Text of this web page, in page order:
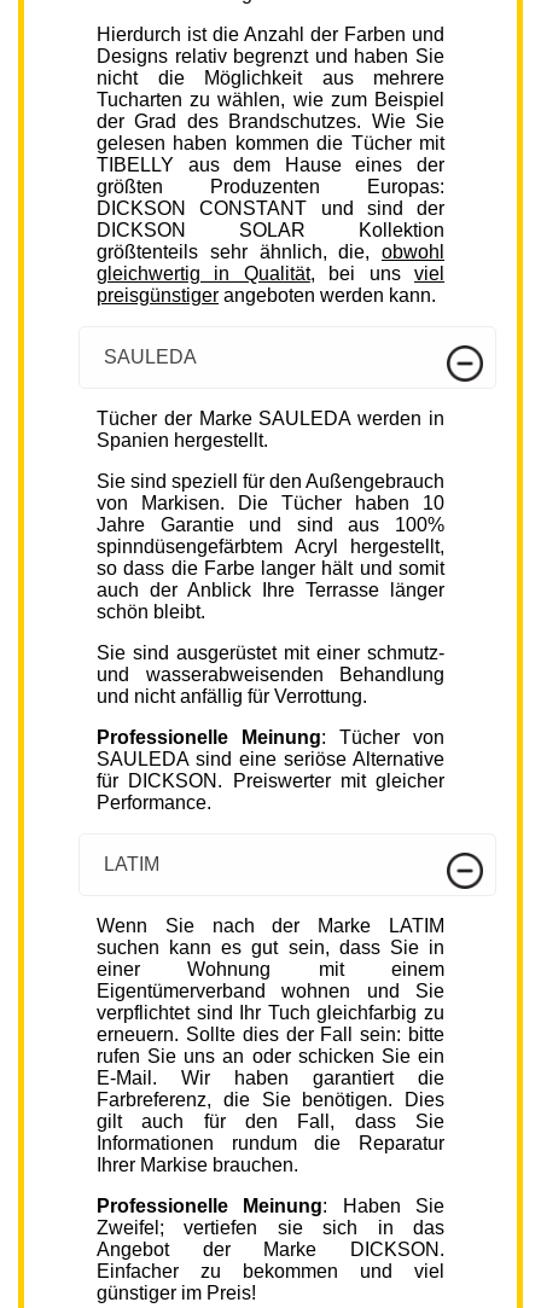
Hierdurch ist die Anzahl der Farben und
Designs relativ begrenzt und haben Sie
nicht die Möglichkeit aus mehrere
Tucharten zu wählen, wie zum Beispiel
der Grad des Brandschutzes. Wie Sie
gelesen haben kommen die Tücher mit
TIBELLY aus dem Hause eines der
größten Produzenten Europas:
DICKSON CONSTANT und sind der
DICKSON SOLAR Kollektion
größtenteils sehr ähnlich, die, obwohl
gleichwertig in Qualität, bei unsviel
preisgünstiger angeboten werden kann.
SAULEDA
Tücher der Marke SAULEDA werden in
Spanien hergestellt.
Sie sind speziell für den Außengebrauch
von Markisen. Die Tücher haben 10
Jahre Garantie und sind aus 100%
spinndüsengefärbtem Acryl hergestellt,
so dass die Farbe langer hält und somit
auch der Anblick Ihre Terrasse länger
schön bleibt.
Sie sind ausgerüstet mit einer schmutz-
und wasserabweisenden Behandlung
und nicht anfällig für Verrottung.
Professionelle Meinung: Tücher von
SAULEDA sind eine seriöse Alternative
für DICKSON. Preiswerter mit gleicher
Performance.
LATIM
Wenn Sie nach der Marke LATIM
suchen kann es gut sein, dass Sie in
einer Wohnung mit einem
Eigentümerverband wohnen und Sie
verpflichtet sind Ihr Tuch gleichfarbig zu
erneuern. Sollte dies der Fall sein: bitte
rufen Sie uns an oder schicken Sie ein
E-Mail. Wir haben garantiert die
Farbreferenz, die Sie benötigen. Dies
gilt auch für den Fall, dass Sie
Informationen rundum die Reparatur
Ihrer Markise brauchen.
Professionelle Meinung: Haben Sie
Zweifel; vertiefen sie sich in das
Angebot der Marke DICKSON.
Einfacher zu bekommen und viel
günstiger im Preis!